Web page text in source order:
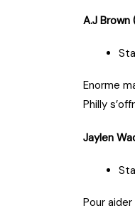
A.J Brown
Enorme
Philly
Jaylen
Pour